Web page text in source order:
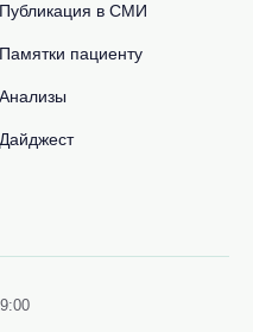
Публикация в СМИ
Памятки пациенту
Анализы
Дайджест